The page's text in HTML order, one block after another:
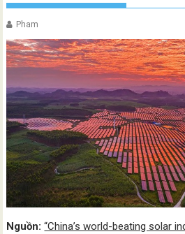
Pham
Nguồn:“China’s world-beating solar